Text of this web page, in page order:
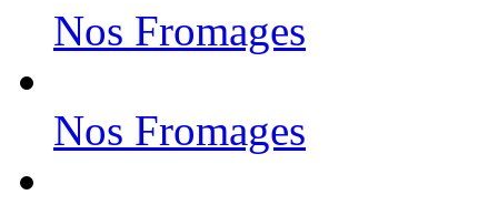
Nos Fromages
Nos Fromages